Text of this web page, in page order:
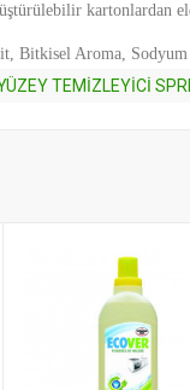
kartonlardan
Bitkisel Aroma,
TEMİZLEYİCİ